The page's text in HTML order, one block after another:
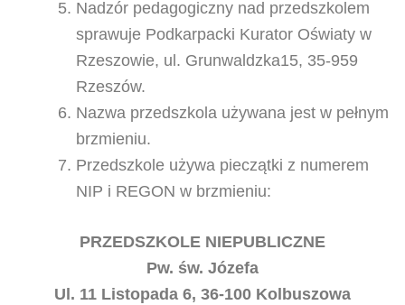
Nadzór pedagogiczny nad przedszkolem
sprawuje Podkarpacki Kurator Oświaty w
Rzeszowie, ul. Grunwaldzka15, 35-959
Rzeszów.
Nazwa przedszkola używana jest w pełnym
brzmieniu.
Przedszkole używa pieczątki z numerem
NIP i REGON w brzmieniu:
PRZEDSZKOLE NIEPUBLICZNE
Pw. św. Józefa
Ul. 11 Listopada 6, 36-100 Kolbuszowa